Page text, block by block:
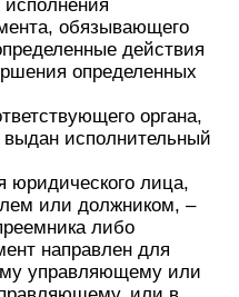
исполнения
обязывающего
действия
определенных
органа,
выдан исполнительный
юридического лица,
или должником, –
либо
направлен для
управляющему или